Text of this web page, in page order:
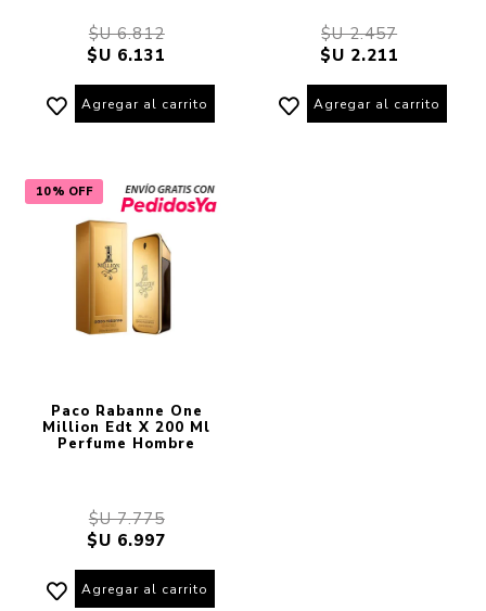
$U 6.812
$U 6.131
Agregar al carrito
$U 2.457
$U 2.211
Agregar al carrito
10% OFF
Paco Rabanne One
Million Edt X 200 Ml
Perfume Hombre
$U 7.775
$U 6.997
Agregar al carrito